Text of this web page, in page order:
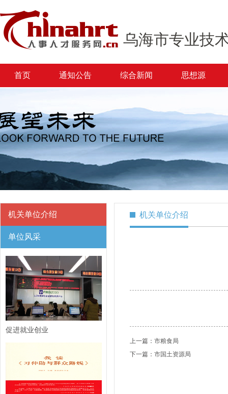
乌海市专业技
首页 通知公告 综合新闻 思想源
机关单位介绍
单位风采
促进就业创业
机关单位介绍
上一篇： 市粮食局
下一篇： 市国土资源局